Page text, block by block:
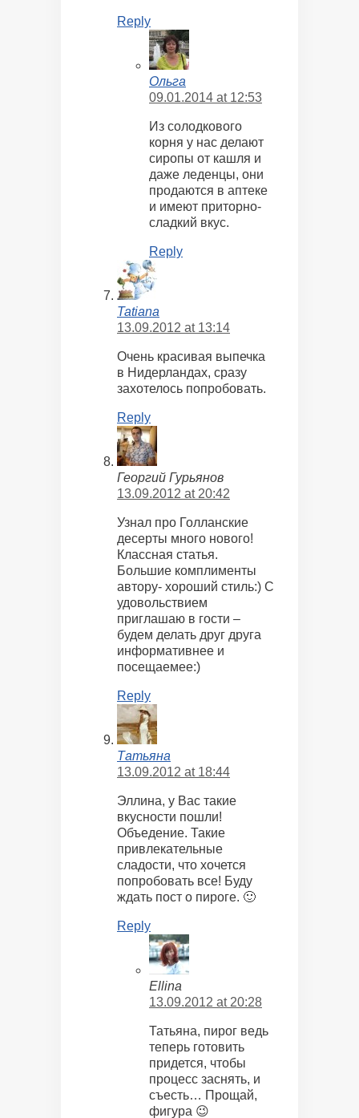
Reply
Ольга
09.01.2014 at 12:53
Из солодкового
корня у нас делают
сиропы от кашля и
даже леденцы, они
продаются в аптеке
и имеют приторно-
сладкий вкус.
Reply
Tatiana
13.09.2012 at 13:14
Очень красивая выпечка
в Нидерландах, сразу
захотелось попробовать.
Reply
Георгий Гурьянов
13.09.2012 at 20:42
Узнал про Голланские
десерты много нового!
Классная статья.
Большие комплименты
автору- хороший стиль:) С
удовольствием
приглашаю в гости –
будем делать друг друга
информативнее и
посещаемее:)
Reply
Татьяна
13.09.2012 at 18:44
Эллина, у Вас такие
вкусности пошли!
Объедение. Такие
привлекательные
сладости, что хочется
попробовать все! Буду
ждать пост о пироге. 🙂
Reply
Ellina
13.09.2012 at 20:28
Татьяна, пирог ведь
теперь готовить
придется, чтобы
процесс заснять, и
съесть… Прощай,
фигура 😉